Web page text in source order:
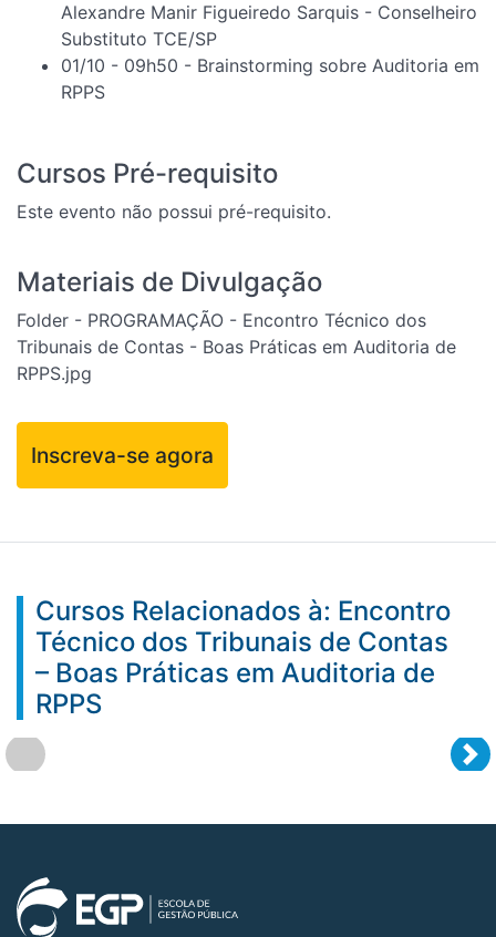
Alexandre Manir Figueiredo Sarquis - Conselheiro
Substituto TCE/SP
01/10 - 09h50 - Brainstorming sobre Auditoria em
RPPS
Cursos Pré-requisito
Este evento não possui pré-requisito.
Materiais de Divulgação
Folder - PROGRAMAÇÃO - Encontro Técnico dos
Tribunais de Contas - Boas Práticas em Auditoria de
RPPS.jpg
Inscreva-se agora
Cursos Relacionados à: Encontro
Técnico dos Tribunais de Contas
– Boas Práticas em Auditoria de
RPPS